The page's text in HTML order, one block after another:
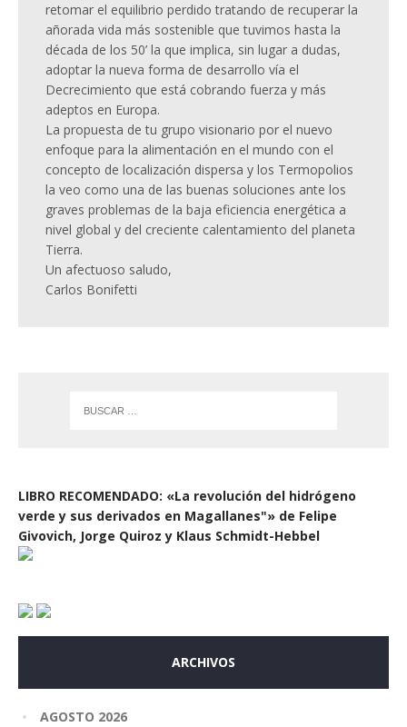
retomar el equilibrio perdido tratando de recuperar la
añorada vida más sostenible que tuvimos hasta la
década de los 50’ la que implica, sin lugar a dudas,
adoptar la nueva forma de desarrollo vía el
Decrecimiento que está cobrando fuerza y más
adeptos en Europa.
La propuesta de tu grupo visionario por el nuevo
enfoque para la alimentación en el mundo con el
concepto de localización dispersa y los Termopolios
la veo como una de las buenas soluciones ante los
graves problemas de la baja eficiencia energética a
nivel global y del creciente calentamiento del planeta
Tierra.
Un afectuoso saludo,
Carlos Bonifetti
LIBRO RECOMENDADO: «La revolución del hidrógeno
verde y sus derivados en Magallanes"» de Felipe
Givovich, Jorge Quiroz y Klaus Schmidt-Hebbel
ARCHIVOS
AGOSTO 2026